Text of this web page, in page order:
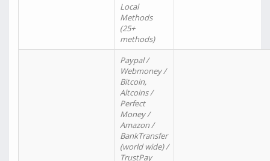
Local
Methods
(25+
methods)
Paypal /
Webmoney /
Bitcoin,
Altcoins /
Perfect
Money /
Amazon /
BankTransfer
(world wide) /
TrustPay